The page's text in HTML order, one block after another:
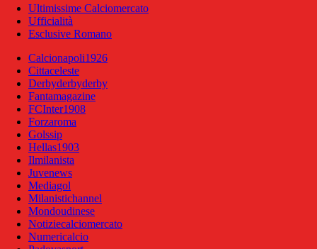
Ultimissime Calciomercato
Ufficialità
Esclusive Romano
Calcionapoli1926
Cittaceleste
Derbyderbyderby
Fantamagazine
FCInter1908
Forzaroma
Golssip
Hellas1903
Ilmilanista
Juvenews
Mediagol
Milanistichannel
Mondoudinese
Notiziecalciomercato
Numericalcio